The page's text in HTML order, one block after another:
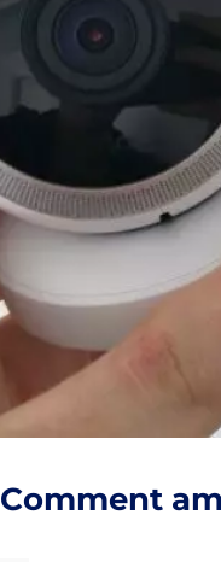
Comment